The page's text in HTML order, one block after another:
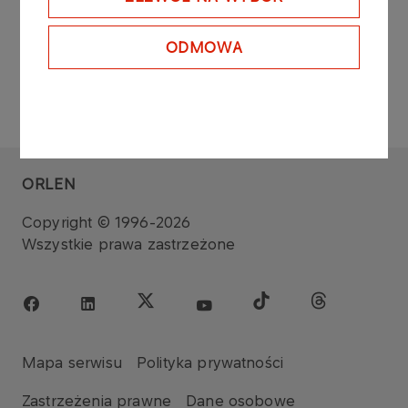
ODMOWA
ORLEN
Copyright © 1996-2026
Wszystkie prawa zastrzeżone
Mapa serwisu Polityka prywatności
Zastrzeżenia prawne Dane osobowe